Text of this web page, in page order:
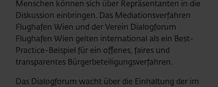
Menschen können sich über Repräsentanten in die
Diskussion einbringen. Das Mediationsverfahren
Flughafen Wien und der Verein Dialogforum
Flughafen Wien gelten international als ein Best-
Practice-Beispiel für ein offenes, faires und
transparentes Bürgerbeteiligungsverfahren.
Das Dialogforum wacht über die Einhaltung der im